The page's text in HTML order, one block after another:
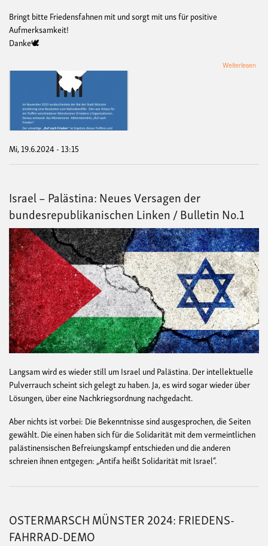
Bringt bitte Friedensfahnen mit und sorgt mit uns für positive
Aufmerksamkeit!
Danke🕊
Weiterlesen
Mi, 19.6.2024 - 13:15
Israel – Palästina: Neues Versagen der
bundesrepublikanischen Linken / Bulletin No.1
Langsam wird es wieder still um Israel und Palästina. Der intellektuelle
Pulverrauch scheint sich gelegt zu haben. Ja, es wird sogar wieder über
Lösungen, über eine Nachkriegsordnung nachgedacht.
Aber nichts ist vorbei: Die Bekenntnisse sind ausgesprochen, die Seiten
gewählt. Die einen haben sich für die Solidarität mit dem vermeintlichen
palästinensischen Befreiungskampf entschieden und die anderen
schreien ihnen entgegen: „Antifa heißt Solidarität mit Israel“.
OSTERMARSCH MÜNSTER 2024: FRIEDENS-
FAHRRAD-DEMO